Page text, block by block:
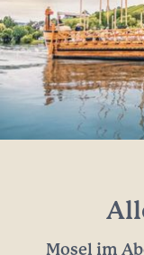
Mosel im